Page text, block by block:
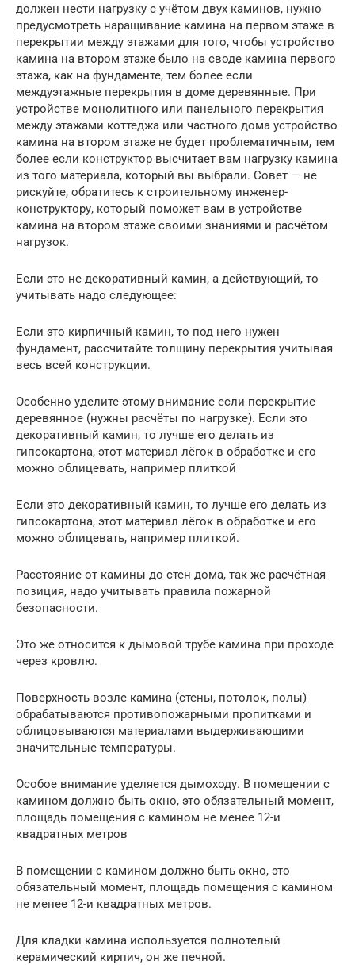
должен нести нагрузку с учётом двух каминов, нужно
предусмотреть наращивание камина на первом этаже в
перекрытии между этажами для того, чтобы устройство
камина на втором этаже было на своде камина первого
этажа, как на фундаменте, тем более если
междуэтажные перекрытия в доме деревянные. При
устройстве монолитного или панельного перекрытия
между этажами коттеджа или частного дома устройство
камина на втором этаже не будет проблематичным, тем
более если конструктор высчитает вам нагрузку камина
из того материала, который вы выбрали. Совет — не
рискуйте, обратитесь к строительному инженер-
конструктору, который поможет вам в устройстве
камина на втором этаже своими знаниями и расчётом
нагрузок.
Если это не декоративный камин, а действующий, то
учитывать надо следующее:
Если это кирпичный камин, то под него нужен
фундамент, рассчитайте толщину перекрытия учитывая
весь всей конструкции.
Особенно уделите этому внимание если перекрытие
деревянное (нужны расчёты по нагрузке). Если это
декоративный камин, то лучше его делать из
гипсокартона, этот материал лёгок в обработке и его
можно облицевать, например плиткой
Если это декоративный камин, то лучше его делать из
гипсокартона, этот материал лёгок в обработке и его
можно облицевать, например плиткой.
Расстояние от камины до стен дома, так же расчётная
позиция, надо учитывать правила пожарной
безопасности.
Это же относится к дымовой трубе камина при проходе
через кровлю.
Поверхность возле камина (стены, потолок, полы)
обрабатываются противопожарными пропитками и
облицовываются материалами выдерживающими
значительные температуры.
Особое внимание уделяется дымоходу. В помещении с
камином должно быть окно, это обязательный момент,
площадь помещения с камином не менее 12-и
квадратных метров
В помещении с камином должно быть окно, это
обязательный момент, площадь помещения с камином
не менее 12-и квадратных метров.
Для кладки камина используется полнотелый
керамический кирпич, он же печной.